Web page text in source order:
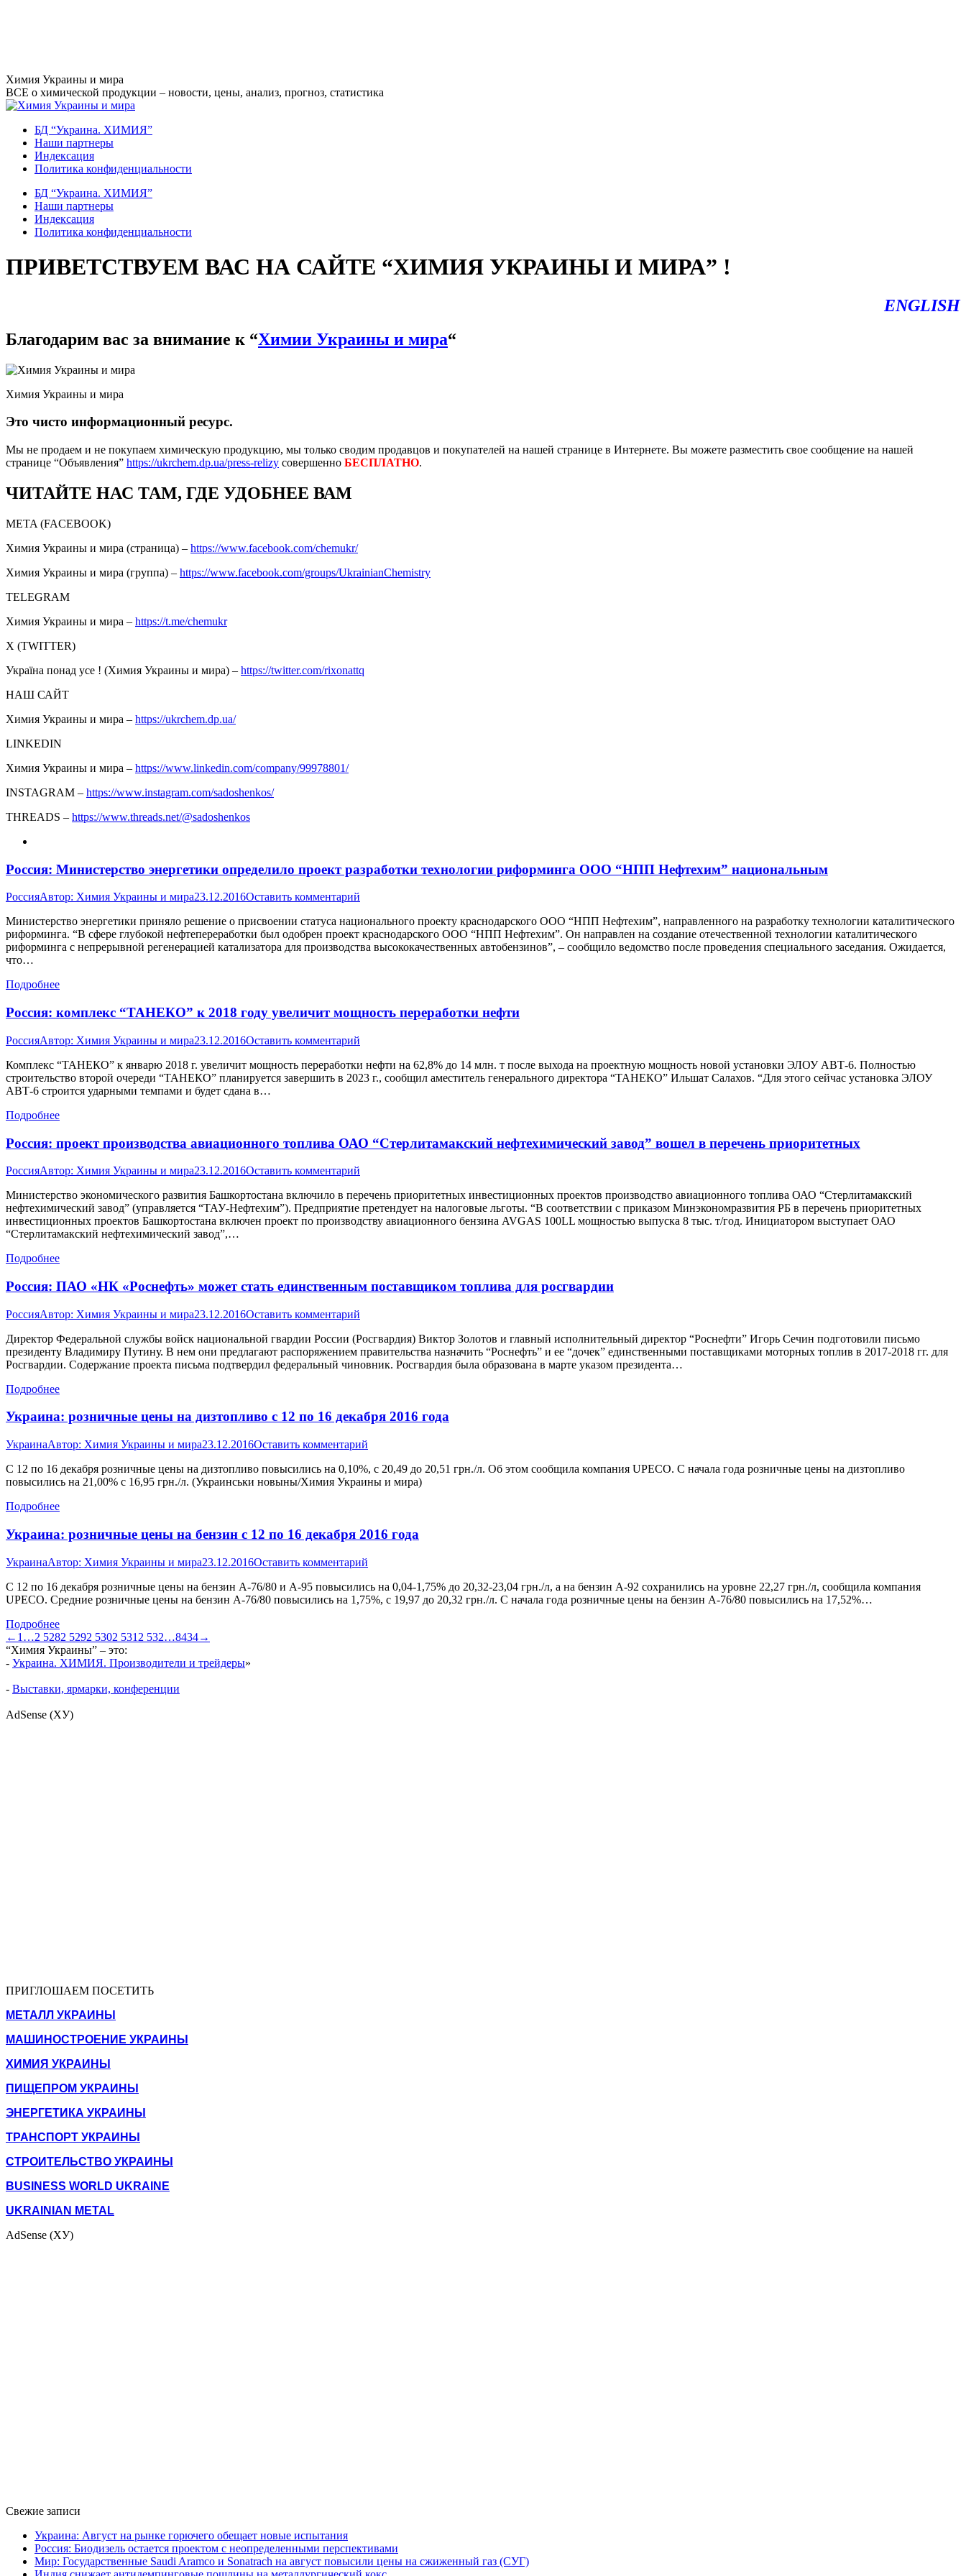
Перейти
к
содержанию
Химия Украины и мира
ВСЕ о химической продукции – новости, цены, анализ, прогноз, статистика
БД “Украина. ХИМИЯ”
Наши партнеры
Индексация
Политика конфиденциальности
БД “Украина. ХИМИЯ”
Наши партнеры
Индексация
Политика конфиденциальности
ПРИВЕТСТВУЕМ ВАС НА САЙТЕ “ХИМИЯ УКРАИНЫ И МИРА” !
ENGLISH
Благодарим вас за внимание к “Химии Украины и мира“
Химия Украины и мира
Это чисто информационный ресурс.
Мы не продаем и не покупаем химическую продукцию, мы только сводим продавцов и покупателей на нашей странице в Интернете. Вы можете разместить свое сообщение на нашей
странице “Объявления” https://ukrchem.dp.ua/press-relizy совершенно БЕСПЛАТНО.
ЧИТАЙТЕ НАС ТАМ, ГДЕ УДОБНЕЕ ВАМ
META (FACEBOOK)
Химия Украины и мира (страница) – https://www.facebook.com/chemukr/
Химия Украины и мира (группа) – https://www.facebook.com/groups/UkrainianChemistry
TELEGRAM
Химия Украины и мира – https://t.me/chemukr
Х (TWITTER)
Україна понад усе ! (Химия Украины и мира) – https://twitter.com/rixonattq
НАШ САЙТ
Химия Украины и мира – https://ukrchem.dp.ua/
LINKEDIN
Химия Украины и мира – https://www.linkedin.com/company/99978801/
INSTAGRAM – https://www.instagram.com/sadoshenkos/
THREADS – https://www.threads.net/@sadoshenkos
Россия: Министерство энергетики определило проект разработки технологии риформинга ООО “НПП Нефтехим” национальным
РоссияАвтор: Химия Украины и мира23.12.2016Оставить комментарий
Министерство энергетики приняло решение о присвоении статуса национального проекту краснодарского ООО “НПП Нефтехим”, направленного на разработку технологии каталитического
риформинга. “В сфере глубокой нефтепереработки был одобрен проект краснодарского ООО “НПП Нефтехим”. Он направлен на создание отечественной технологии каталитического
риформинга с непрерывной регенерацией катализатора для производства высококачественных автобензинов”, – сообщило ведомство после проведения специального заседания. Ожидается,
что…
Подробнее
Россия: комплекс “ТАНЕКО” к 2018 году увеличит мощность переработки нефти
РоссияАвтор: Химия Украины и мира23.12.2016Оставить комментарий
Комплекс “ТАНЕКО” к январю 2018 г. увеличит мощность переработки нефти на 62,8% до 14 млн. т после выхода на проектную мощность новой установки ЭЛОУ АВТ-6. Полностью
строительство второй очереди “ТАНЕКО” планируется завершить в 2023 г., сообщил аместитель генерального директора “ТАНЕКО” Ильшат Салахов. “Для этого сейчас установка ЭЛОУ
АВТ-6 строится ударными темпами и будет сдана в…
Подробнее
Россия: проект производства авиационного топлива ОАО “Стерлитамакский нефтехимический завод” вошел в перечень приоритетных
РоссияАвтор: Химия Украины и мира23.12.2016Оставить комментарий
Министерство экономического развития Башкортостана включило в перечень приоритетных инвестиционных проектов производство авиационного топлива ОАО “Стерлитамакский
нефтехимический завод” (управляется “ТАУ-Нефтехим”). Предприятие претендует на налоговые льготы. “В соответствии с приказом Минэкономразвития РБ в перечень приоритетных
инвестиционных проектов Башкортостана включен проект по производству авиационного бензина AVGAS 100LL мощностью выпуска 8 тыс. т/год. Инициатором выступает ОАО
“Стерлитамакский нефтехимический завод”,…
Подробнее
Россия: ПАО «НК «Роснефть» может стать единственным поставщиком топлива для росгвардии
РоссияАвтор: Химия Украины и мира23.12.2016Оставить комментарий
Директор Федеральной службы войск национальной гвардии России (Росгвардия) Виктор Золотов и главный исполнительный директор “Роснефти” Игорь Сечин подготовили письмо
президенту Владимиру Путину. В нем они предлагают распоряжением правительства назначить “Роснефть” и ее “дочек” единственными поставщиками моторных топлив в 2017-2018 гг. для
Росгвардии. Содержание проекта письма подтвердил федеральный чиновник. Росгвардия была образована в марте указом президента…
Подробнее
Украина: розничные цены на дизтопливо с 12 по 16 декабря 2016 года
УкраинаАвтор: Химия Украины и мира23.12.2016Оставить комментарий
С 12 по 16 декабря розничные цены на дизтопливо повысились на 0,10%, с 20,49 до 20,51 грн./л. Об этом сообщила компания UPECO. С начала года розничные цены на дизтопливо
повысились на 21,00% с 16,95 грн./л. (Украинськи новыны/Химия Украины и мира)
Подробнее
Украина: розничные цены на бензин с 12 по 16 декабря 2016 года
УкраинаАвтор: Химия Украины и мира23.12.2016Оставить комментарий
С 12 по 16 декабря розничные цены на бензин А-76/80 и А-95 повысились на 0,04-1,75% до 20,32-23,04 грн./л, а на бензин А-92 сохранились на уровне 22,27 грн./л, сообщила компания
UPECO. Средние розничные цены на бензин А-76/80 повысились на 1,75%, с 19,97 до 20,32 грн./л. С начала года розничные цены на бензин А-76/80 повысились на 17,52%…
Подробнее
← 1 …2 5282 5292 5302 531 2 532…8434→
“Химия Украины” – это:
- Украина. ХИМИЯ. Производители и трейдеры»
- Выставки, ярмарки, конференции
AdSense (ХУ)
ПРИГЛОШАЕМ ПОСЕТИТЬ
МЕТАЛЛ УКРАИНЫ
МАШИНОСТРОЕНИЕ УКРАИНЫ
ХИМИЯ УКРАИНЫ
ПИЩЕПРОМ УКРАИНЫ
ЭНЕРГЕТИКА УКРАИНЫ
ТРАНСПОРТ УКРАИНЫ
СТРОИТЕЛЬСТВО УКРАИНЫ
BUSINESS WORLD UKRAINE
UKRAINIAN METAL
AdSense (ХУ)
Свежие записи
Украина: Август на рынке горючего обещает новые испытания
Россия: Биодизель остается проектом с неопределенными перспективами
Мир: Государственные Saudi Aramco и Sonatrach на август повысили цены на сжиженный газ (СУГ)